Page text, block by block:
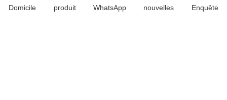
également étroitement avec Jinan Steel, Laiwu Steel,
Domicile produit WhatsApp nouvelles Enquête